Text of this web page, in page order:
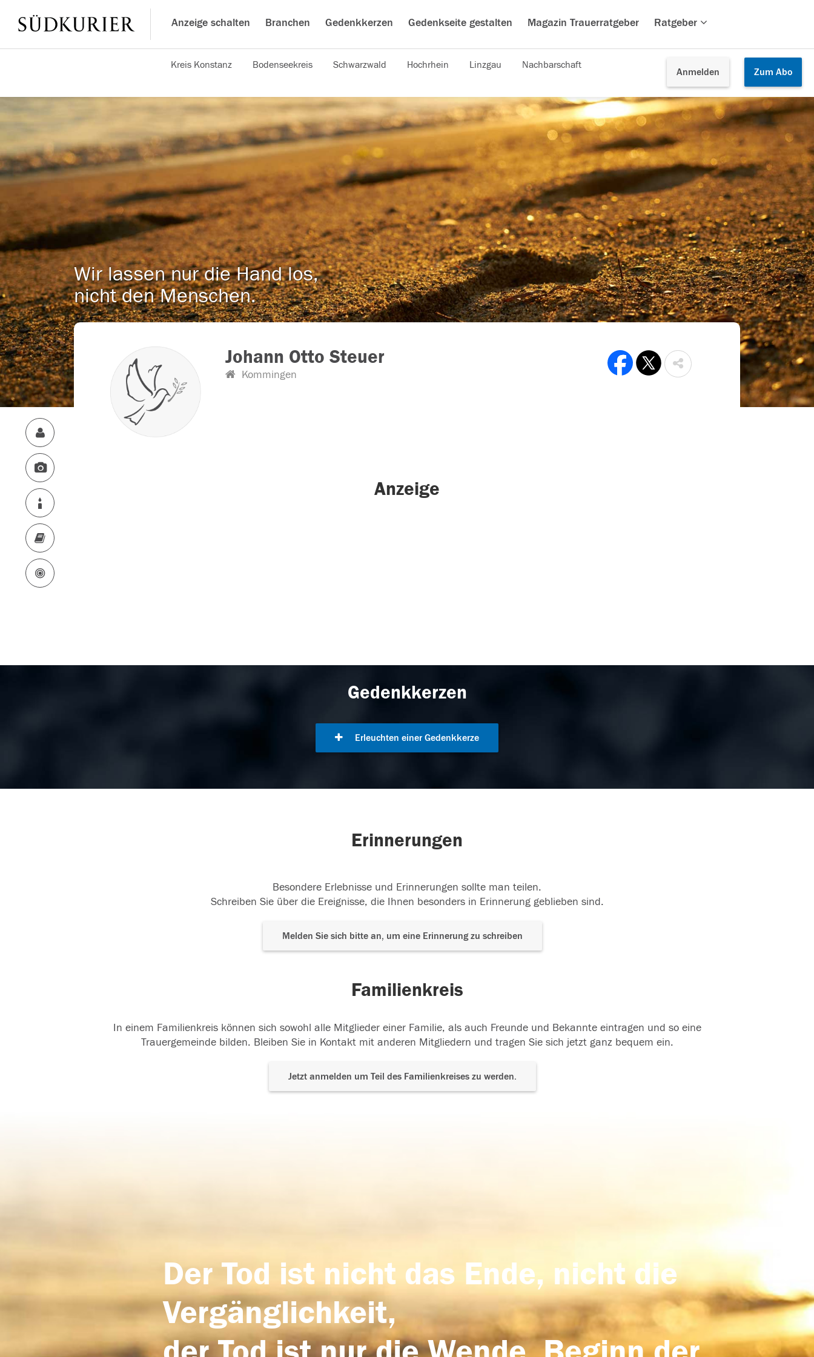
Anzeige schalten Branchen Gedenkkerzen Gedenkseite gestalten Magazin Trauerratgeber Ratgeber
Anmelden Zum Abo
Kreis Konstanz Bodenseekreis Schwarzwald Hochrhein Linzgau Nachbarschaft
Wir lassen nur die Hand los,
nicht den Menschen.
Johann Otto Steuer
Kommingen
Anzeige
Gedenkkerzen
Erleuchten einer Gedenkkerze
Erinnerungen
Besondere Erlebnisse und Erinnerungen sollte man teilen.
Schreiben Sie über die Ereignisse, die Ihnen besonders in Erinnerung geblieben sind.
Melden Sie sich bitte an, um eine Erinnerung zu schreiben
Familienkreis
In einem Familienkreis können sich sowohl alle Mitglieder einer Familie, als auch Freunde und Bekannte eintragen und so eine
Trauergemeinde bilden. Bleiben Sie in Kontakt mit anderen Mitgliedern und tragen Sie sich jetzt ganz bequem ein.
Jetzt anmelden um Teil des Familienkreises zu werden.
Der Tod ist nicht das Ende, nicht die
Vergänglichkeit,